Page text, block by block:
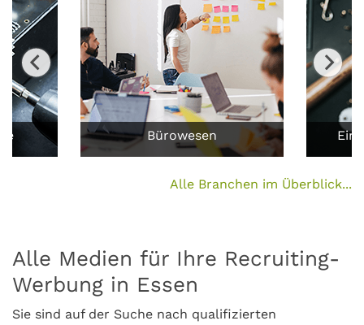
Bürowesen
Alle Branchen im Überblick...
Alle Medien für Ihre Recruiting-
Werbung in Essen
Sie sind auf der Suche nach qualifizierten